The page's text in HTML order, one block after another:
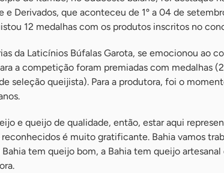
e Derivados, que aconteceu de 1º a 04 de
12 medalhas com os produtos inscritos no
da Laticínios Búfalas Garota, se emocionou ao
a competição foram premiadas com medalhas
seleção queijista). Para a produtora, foi o
e queijo de qualidade, então, estar aqui
é muito gratificante. Bahia vamos
tem queijo bom, a Bahia tem queijo artesanal